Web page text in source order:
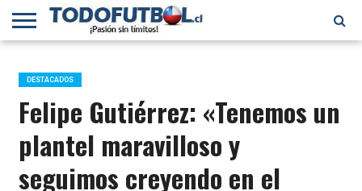
PRIMERA
B
SELECCIÓN
CHILENA
CHILENOS
EN EL
MUNDO
FÚTBOL
INTERNACIONAL
DESTACADOS
Felipe Gutiérrez: «Tenemos un
plantel maravilloso y
seguimos creyendo en el